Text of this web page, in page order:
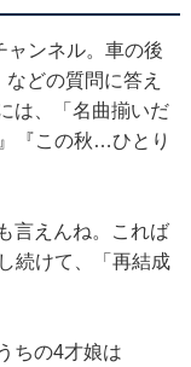
ャンネル。車の後
どの質問に答え
は、「名曲揃いだ
『この秋…ひとり
言えんね。これば
続けて、「再結成
ちの4才娘は